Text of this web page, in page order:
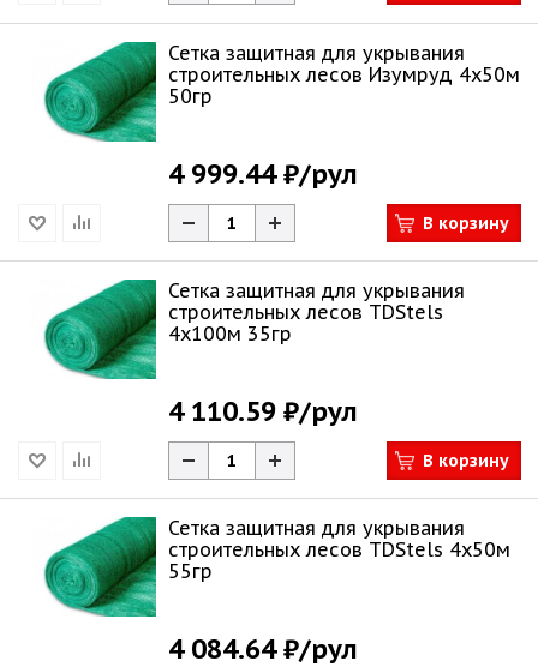
Сетка защитная для укрывания
строительных лесов Изумруд 4х50м
50гр
4 999.44 ₽/рул
В корзину
Сетка защитная для укрывания
строительных лесов TDStels
4х100м 35гр
4 110.59 ₽/рул
В корзину
Сетка защитная для укрывания
строительных лесов TDStels 4х50м
55гр
4 084.64 ₽/рул